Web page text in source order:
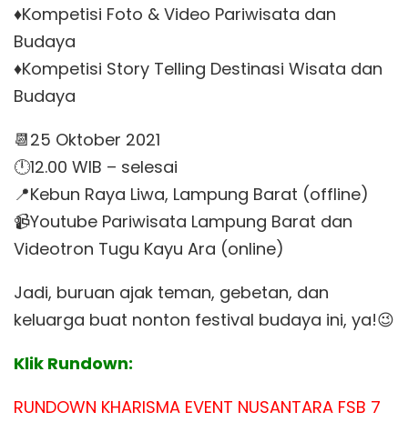
♦️Kompetisi Foto & Video Pariwisata dan
Budaya
♦️Kompetisi Story Telling Destinasi Wisata dan
Budaya
📆25 Oktober 2021
🕛12.00 WIB – selesai
📍Kebun Raya Liwa, Lampung Barat (offline)
📹Youtube Pariwisata Lampung Barat dan
Videotron Tugu Kayu Ara (online)
Jadi, buruan ajak teman, gebetan, dan
keluarga buat nonton festival budaya ini, ya!😉
Klik Rundown:
RUNDOWN KHARISMA EVENT NUSANTARA FSB 7